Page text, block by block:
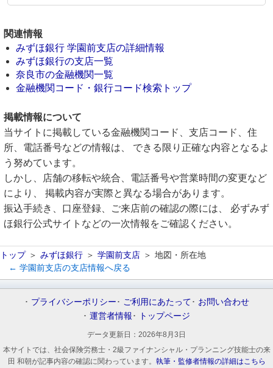
関連情報
みずほ銀行 学園前支店の詳細情報
みずほ銀行の支店一覧
奈良市の金融機関一覧
金融機関コード・銀行コード検索トップ
掲載情報について
当サイトに掲載している金融機関コード、支店コード、住
所、電話番号などの情報は、 できる限り正確な内容となるよ
う努めています。
しかし、店舗の移転や統合、電話番号や営業時間の変更など
により、 掲載内容が実際と異なる場合があります。
振込手続き、口座登録、ご来店前の確認の際には、 必ずみず
ほ銀行公式サイトなどの一次情報をご確認ください。
トップ みずほ銀行 学園前支店
地図・所在地
← 学園前支店の支店情報へ戻る
プライバシーポリシー ご利用にあたって
お問い合わせ
運営者情報
トップページ
データ更新日： 2026年8月3日
本サイトでは、社会保険労務士・2級ファイナンシャル・プランニング技能士の来
田 和朝が記事内容の確認に関わっています。 執筆・監修者情報の詳細はこちら